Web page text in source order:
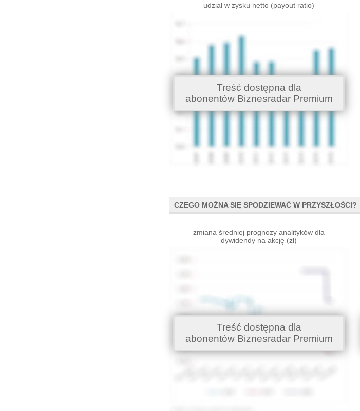
udział w zysku netto (payout ratio)
Treść dostępna dla
abonentów Biznesradar Premium
CZEGO MOŻNA SIĘ SPODZIEWAĆ W PRZYSZŁOŚCI?
zmiana średniej prognozy analityków dla
dywidendy na akcję (zł)
Treść dostępna dla
abonentów Biznesradar Premium